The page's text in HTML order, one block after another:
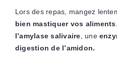
Lors des repas, mangez
bien mastiquer vos aliments
l’amylase salivaire , une
digestion de l’amidon.